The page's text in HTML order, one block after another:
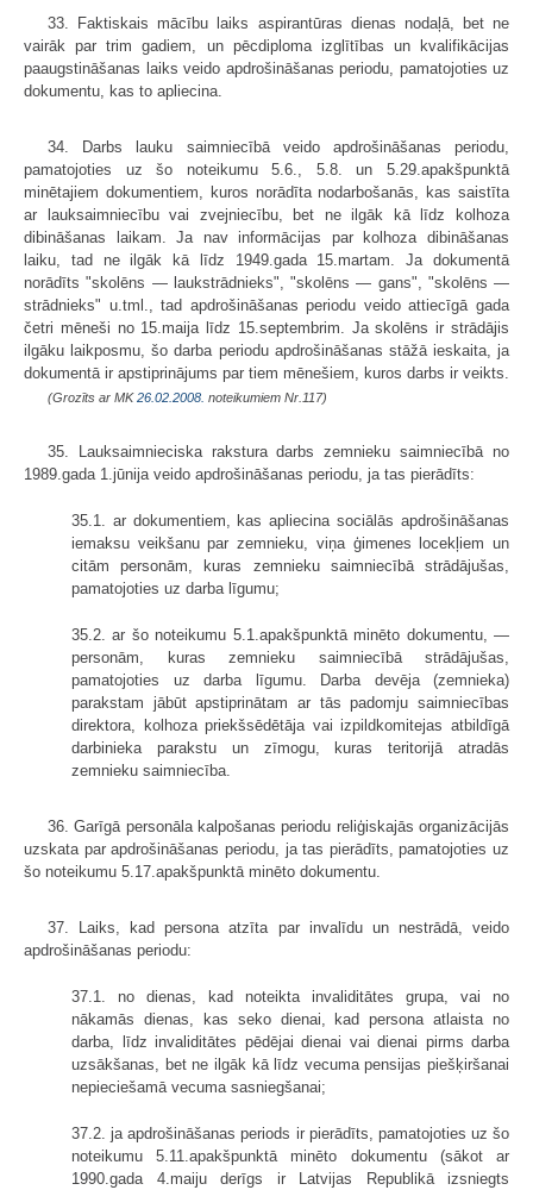
33. Faktiskais mācību laiks aspirantūras dienas nodaļā, bet ne
vairāk par trim gadiem, un pēcdiploma izglītības un kvalifikācijas
paaugstināšanas laiks veido apdrošināšanas periodu, pamatojoties uz
dokumentu, kas to apliecina.
34. Darbs lauku saimniecībā veido apdrošināšanas periodu,
pamatojoties uz šo noteikumu 5.6., 5.8. un 5.29.apakšpunktā
minētajiem dokumentiem, kuros norādīta nodarbošanās, kas saistīta
ar lauksaimniecību vai zvejniecību, bet ne ilgāk kā līdz kolhoza
dibināšanas laikam. Ja nav informācijas par kolhoza dibināšanas
laiku, tad ne ilgāk kā līdz 1949.gada 15.martam. Ja dokumentā
norādīts "skolēns — laukstrādnieks", "skolēns — gans", "skolēns —
strādnieks" u.tml., tad apdrošināšanas periodu veido attiecīgā gada
četri mēneši no 15.maija līdz 15.septembrim. Ja skolēns ir strādājis
ilgāku laikposmu, šo darba periodu apdrošināšanas stāžā ieskaita, ja
dokumentā ir apstiprinājums par tiem mēnešiem, kuros darbs ir veikts.
(Grozīts ar MK26.02.2008. noteikumiem Nr.117)
35. Lauksaimnieciska rakstura darbs zemnieku saimniecībā no
1989.gada 1.jūnija veido apdrošināšanas periodu, ja tas pierādīts:
35.1. ar dokumentiem, kas apliecina sociālās apdrošināšanas
iemaksu veikšanu par zemnieku, viņa ģimenes locekļiem un
citām personām, kuras zemnieku saimniecībā strādājušas,
pamatojoties uz darba līgumu;
35.2. ar šo noteikumu 5.1.apakšpunktā minēto dokumentu, —
personām, kuras zemnieku saimniecībā strādājušas,
pamatojoties uz darba līgumu. Darba devēja (zemnieka)
parakstam jābūt apstiprinātam ar tās padomju saimniecības
direktora, kolhoza priekšsēdētāja vai izpildkomitejas atbildīgā
darbinieka parakstu un zīmogu, kuras teritorijā atradās
zemnieku saimniecība.
36. Garīgā personāla kalpošanas periodu reliģiskajās organizācijās
uzskata par apdrošināšanas periodu, ja tas pierādīts, pamatojoties uz
šo noteikumu 5.17.apakšpunktā minēto dokumentu.
37. Laiks, kad persona atzīta par invalīdu un nestrādā, veido
apdrošināšanas periodu:
37.1. no dienas, kad noteikta invaliditātes grupa, vai no
nākamās dienas, kas seko dienai, kad persona atlaista no
darba, līdz invaliditātes pēdējai dienai vai dienai pirms darba
uzsākšanas, bet ne ilgāk kā līdz vecuma pensijas piešķiršanai
nepieciešamā vecuma sasniegšanai;
37.2. ja apdrošināšanas periods ir pierādīts, pamatojoties uz šo
noteikumu 5.11.apakšpunktā minēto dokumentu (sākot ar
1990.gada 4.maiju derīgs ir Latvijas Republikā izsniegts